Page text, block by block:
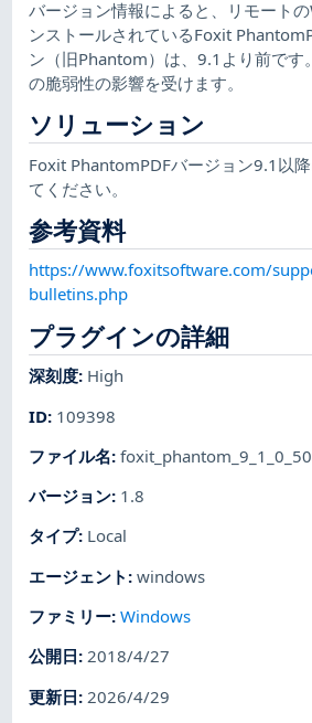
バージョン情報によると、リモート
ンストールされているFoxit
ン（旧Phantom）は、9.1より前です
の脆弱性の影響を受けます。
ソリューション
Foxit PhantomPDFバージョン9.1以
てください。
参考資料
https://www.foxitsoftware.com/
bulletins.php
プラグインの詳細
深刻度: High
ID: 109398
ファイル名:
バージョン: 1.8
タイプ: Local
エージェント :windows
ファミリー:Windows
公開日:2018/4/27
更新日: 2026/4/29